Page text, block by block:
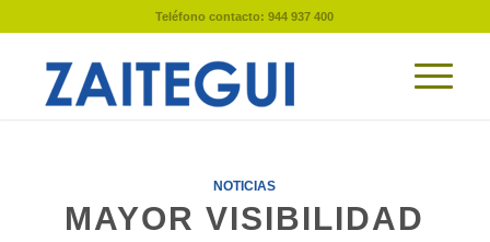
Teléfono contacto: 944 937 400
NOTICIAS
MAYOR VISIBILIDAD